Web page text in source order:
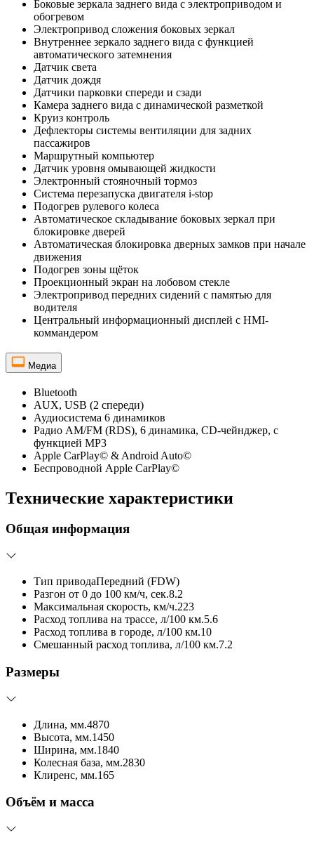
Боковые зеркала заднего вида с электроприводом и
обогревом
Электропривод сложения боковых зеркал
Внутреннее зеркало заднего вида с функцией
автоматического затемнения
Датчик света
Датчик дождя
Датчики парковки спереди и сзади
Камера заднего вида с динамической разметкой
Круиз контроль
Дефлекторы системы вентиляции для задних
пассажиров
Маршрутный компьютер
Датчик уровня омывающей жидкости
Электронный стояночный тормоз
Система перезапуска двигателя i-stop
Подогрев рулевого колеса
Автоматическое складывание боковых зеркал при
блокировке дверей
Автоматическая блокировка дверных замков при начале
движения
Подогрев зоны щёток
Проекционный экран на лобовом стекле
Электропривод передних сидений с памятью для
водителя
Центральный информационный дисплей с HMI-
коммандером
Медиа
Bluetooth
AUX, USB (2 спереди)
Аудиосистема 6 динамиков
Радио AM/FM (RDS), 6 динамика, CD-чейнджер, с
функцией MP3
Apple CarPlay© & Android Auto©
Беспроводной Apple CarPlay©
Технические характеристики
Общая информация
Тип приводаПередний (FDW)
Разгон от 0 до 100 км/ч, сек.8.2
Максимальная скорость, км/ч.223
Расход топлива на трассе, л/100 км.5.6
Расход топлива в городе, л/100 км.10
Смешанный расход топлива, л/100 км.7.2
Размеры
Длина, мм.4870
Высота, мм.1450
Ширина, мм.1840
Колесная база, мм.2830
Клиренс, мм.165
Объём и масса